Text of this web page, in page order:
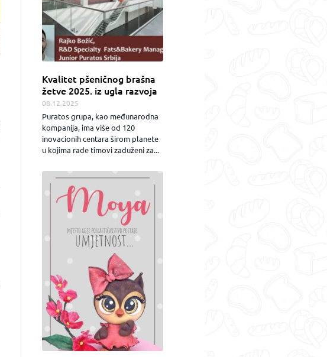
Kvalitet pšeničnog brašna
žetve 2025. iz ugla razvoja
08.12.2025
Puratos grupa, kao međunarodna
kompanija, ima više od 120
inovacionih centara širom planete
u kojima rade timovi zaduženi za...